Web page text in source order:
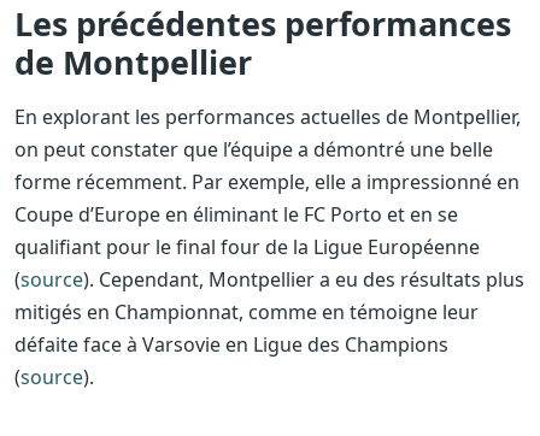
Les précédentes performances
de Montpellier
En explorant les performances actuelles de Montpellier,
on peut constater que l’équipe a démontré une belle
forme récemment. Par exemple, elle a impressionné en
Coupe d’Europe en éliminant le FC Porto et en se
qualifiant pour le final four de la Ligue Européenne
(source). Cependant, Montpellier a eu des résultats plus
mitigés en Championnat, comme en témoigne leur
défaite face à Varsovie en Ligue des Champions
(source).